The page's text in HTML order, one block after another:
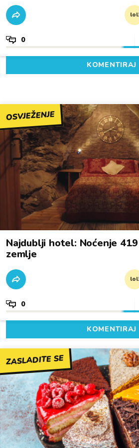
lol!
0
KOMENTIRAJ
OSVJEŽENJE
Najdublji hotel: Noćenje
zemlje
lol!
0
KOMENTIRAJ
ZASLADITE SE